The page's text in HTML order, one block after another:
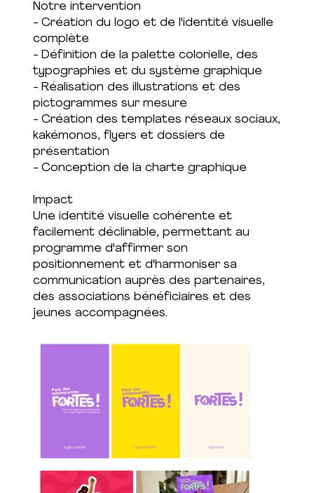
Notre intervention
- Création du logo et de l'identité visuelle
complète
- Définition de la palette colorielle, des
typographies et du système graphique
- Réalisation des illustrations et des
pictogrammes sur mesure
- Création des templates réseaux sociaux,
kakémonos, flyers et dossiers de
présentation
- Conception de la charte graphique
Impact
Une identité visuelle cohérente et
facilement déclinable, permettant au
programme d'affirmer son
positionnement et d'harmoniser sa
communication auprès des partenaires,
des associations bénéficiaires et des
jeunes accompagnées.